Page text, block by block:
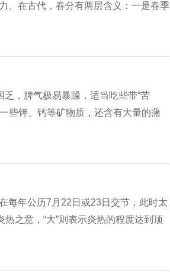
。在古代，春分有两层含义：一是春季
，脾气极易暴躁，适当吃些带“苦
些钾、钙等矿物质，还含有大量的蒲
每年公历7月22日或23日交节，此时太
之意，“大”则表示炎热的程度达到顶